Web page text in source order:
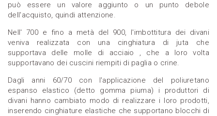
può essere un valore aggiunto o un punto debole
dell'acquisto, quindi attenzione.
Nell' 700 e fino a metà del 900, l'imbottitura dei divani
veniva realizzata con una cinghiatura di juta che
supportava delle molle di acciaio , che a loro volta
supportavano dei cuscini riempiti di paglia o crine.
Dagli anni 60/70 con l'applicazione del poliuretano
espanso elastico (detto gomma piuma) i produttori di
divani hanno cambiato modo di realizzare i loro prodotti,
inserendo cinghiature elastiche che supportano blocchi di